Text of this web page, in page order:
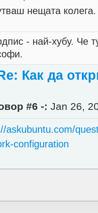
нещата колега.
- най-хубу. Че
Как да
#6 -: Jan 26,
askubuntu.com/
configuration